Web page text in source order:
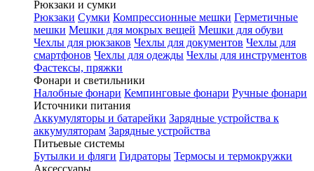
Рюкзаки и сумки
Рюкзаки Сумки Компрессионные мешки Герметичные
мешки Мешки для мокрых вещей Мешки для обуви
Чехлы для рюкзаков Чехлы для документов Чехлы для
смартфонов Чехлы для одежды Чехлы для инструментов
Фастексы, пряжки
Фонари и светильники
Налобные фонари Кемпинговые фонари Ручные фонари
Источники питания
Аккумуляторы и батарейки Зарядные устройства к
аккумуляторам Зарядные устройства
Питьевые системы
Бутылки и фляги Гидраторы Термосы и термокружки